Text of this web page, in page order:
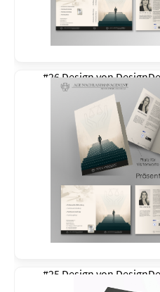
#26 Design von
#25 Design von